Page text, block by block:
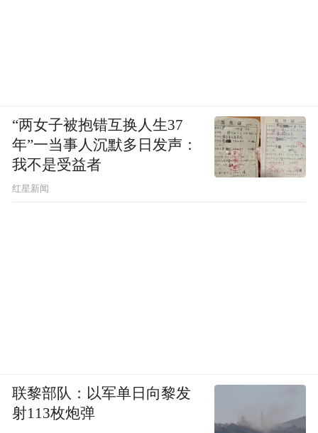
“两女子被抱错互换人生37
年”一当事人沉默多日发声：
我不是受益者
红星新闻
联黎部队：以军单日向黎发
射113枚炮弹